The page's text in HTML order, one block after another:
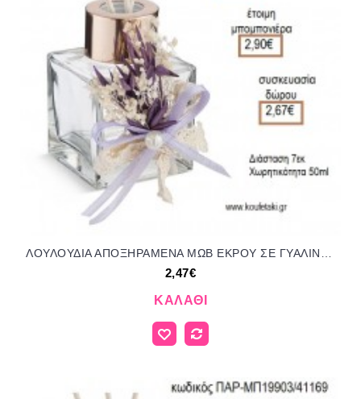
ΛΟΥΛΟΥΔΙΑ ΑΠΟΞΗΡΑΜΕΝΑ ΜΩΒ ΕΚΡΟΥ ΣΕ ΓΥΑΛΙΝΟ ΜΠΟΥΚΑΛΑΚΙ ΓΙΑ ΑΡΩΜΑΤΙΚΟ ΧΩΡΟΥ για μπομπονιέρες - γούρια ΠΑΡ-ΜΠ19902/41169 2.47€!!!
2,47€
ΚΑΛΆΘΙ